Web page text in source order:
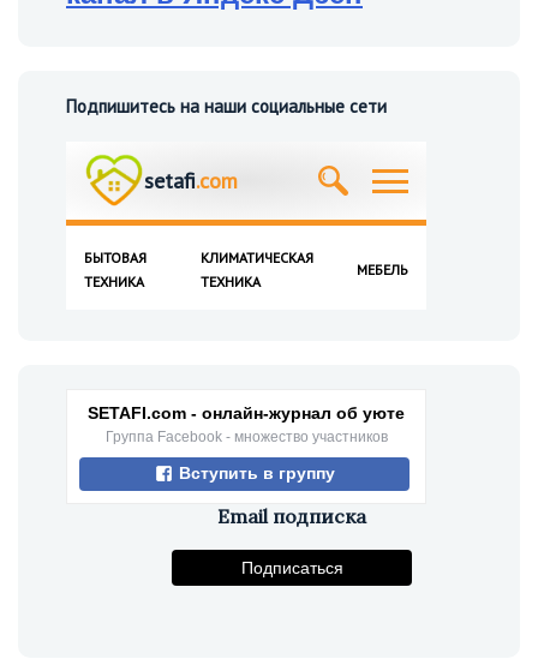
Подпишитесь на наши социальные сети
SETAFI.com - онлайн-журнал об уюте
Группа Facebook - множество участников
Вступить в группу
Email подписка
Подпишитесь на рассылку
Подписаться